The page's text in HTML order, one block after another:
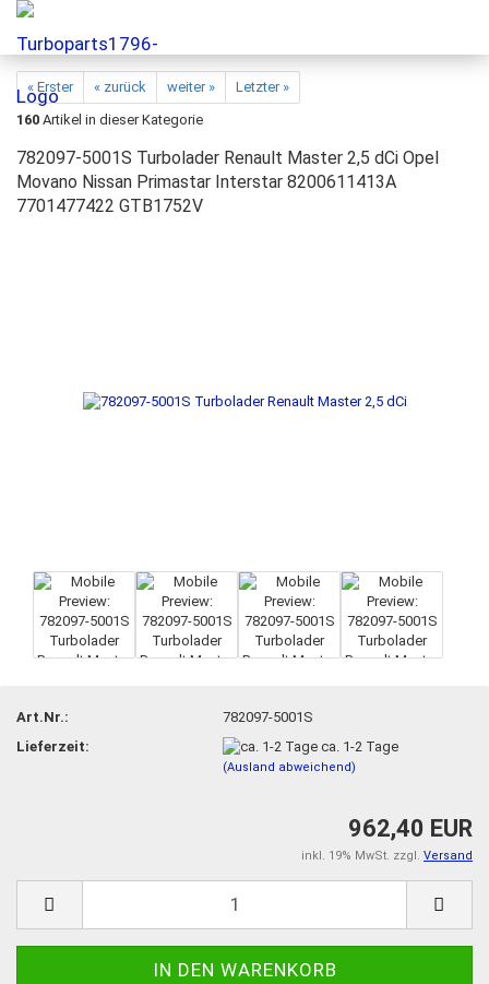
« Erster « zurück weiter »
Letzter »
160 Artikel in dieser Kategorie
782097-5001S Turbolader Renault Master 2,5 dCi Opel
Movano Nissan Primastar Interstar 8200611413A
7701477422 GTB1752V
Art.Nr.:
782097-5001S
Lieferzeit:
ca. 1-2 Tage
(Ausland abweichend)
962,40 EUR
inkl. 19% MwSt. zzgl. Versand